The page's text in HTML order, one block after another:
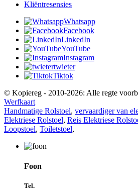
Kliëntresensies
Whatsapp
Facebook
LinkedIn
YouTube
Instagram
twieter
Tiktok
© Kopiereg - 2010-2026: Alle regte
Werfkaart
Handmatige Rolstoel, vervaardiger van
Elektriese Rolstoel, Reis Elektriese
Loopstoel, Toiletstoel,
Foon
Tel.